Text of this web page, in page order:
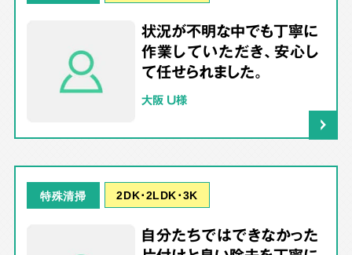
状況が不明な中でも丁寧に
作業していただき、安心し
て任せられました。
大阪 U様
特殊清掃 2DK･2LDK･3K
自分たちではできなかった